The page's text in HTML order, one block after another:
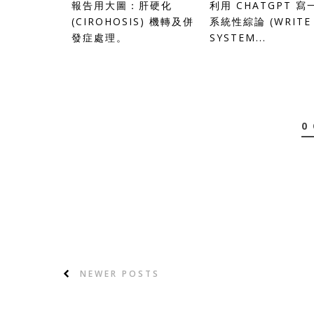
報告用大圖：肝硬化
(CIROHOSIS) 機轉及併
發症處理。
利用 CHATGPT 寫
系統性綜論
SYSTEM...
0
NEWER POSTS